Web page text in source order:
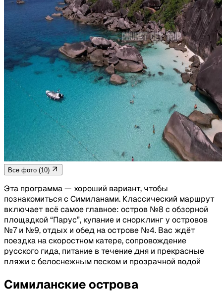
Все фото (10)
Эта программа — хороший вариант, чтобы
познакомиться с Симиланами. Классический маршрут
включает всё самое главное: остров №8 с обзорной
площадкой “Парус”, купание и снорклинг у островов
№7 и №9, отдых и обед на острове №4. Вас ждёт
поездка на скоростном катере, сопровождение
русского гида, питание в течение дня и прекрасные
пляжи с белоснежным песком и прозрачной водой
Симиланские острова